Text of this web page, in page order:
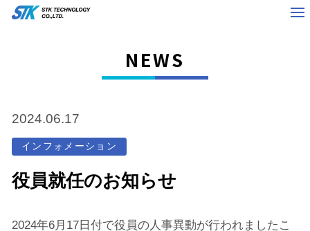
NEWS
2024.06.17
インフォメーション
役員就任のお知らせ
2024年6月17日付で役員の人事異動が行われましたこ